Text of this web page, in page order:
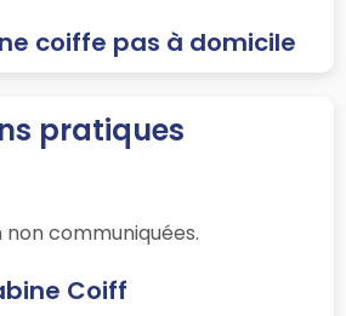
coiffe pas à domicile
pratiques
non communiquées.
Coiff